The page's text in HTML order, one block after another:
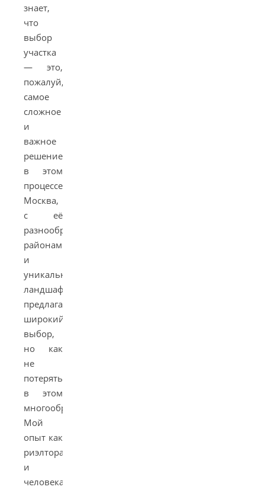
знает,
что
выбор
участка
— это,
пожалуй,
самое
сложное
и
важное
решение
в этом
процессе.
Москва,
с её
разнообразными
районами
и
уникальными
ландшафтами,
предлагает
широкий
выбор,
но как
не
потеряться
в этом
многообразии?
Мой
опыт как
риэлтора
и
человека,